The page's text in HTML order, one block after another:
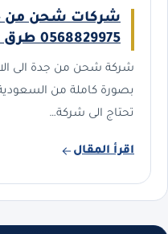
شركات شحن من
0568829975 طرق شحن متعددة
شركة شحن من جدة الى
بصورة كاملة من
تحتاج الى شركة…
اقرأ المقال